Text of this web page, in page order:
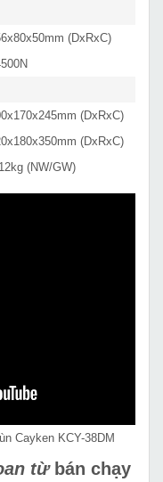
(DxRxC)
(DxRxC)
(DxRxC)
(NW/GW)
Cayken KCY-38DM
từbán chạy